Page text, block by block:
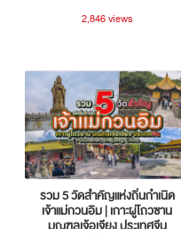
2,846 views
รวม 5 วัดสำคัญแห่งถิ่นกำเนิด
เจ้าแม่กวนอิม | เกาะผู่โถวซาน
มณฑลเจ้อเจียง ประเทศจีน